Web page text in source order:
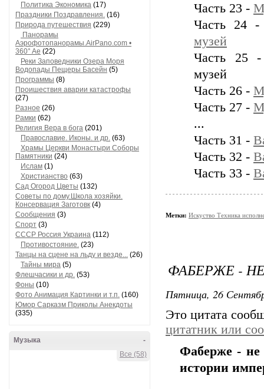
Политика Экономика (17)
Праздники Поздравления. (16)
Природа путешествия (229)
Панорамы
Аэрофотопанорамы.AirPano.com •
360° Ae (22)
Реки Заповедники Озера Моря
Водопады Пещеры Басейн (5)
Программы (8)
Проишествия аварии катастрофы
(27)
Разное (26)
Рамки (62)
Религия Вера в бога (201)
Православие. Иконы. и др. (63)
Храмы Церкви Монастыри Соборы
Памятники (24)
Ислам (1)
Христианство (63)
Сад Огород Цветы (132)
Советы по дому.Школа хозяйки.
Консервация Заготовк (4)
Сообщения (3)
Спорт (3)
СССР Россия Украина (112)
Противостояние. (23)
Танцы на сцене на льду и везде... (26)
Тайны мира (5)
Флешчасики и др. (53)
Фоны (10)
Фото Анимация Картинки и т.п. (160)
Юмор Сарказм Приколы Анекдоты
(335)
-
Музыка
Все (58)
Часть 23 -
Часть 24
музей
Часть 25 -
музей
Часть 26 -
Часть 27 -
...
Часть 31 -
Часть 32 -
Часть 33 -
Метки: Искуство Техника
ФАБЕРЖЕ -
Пятница, 26
Это цитата
цитатник или
Фаберже - не
истории